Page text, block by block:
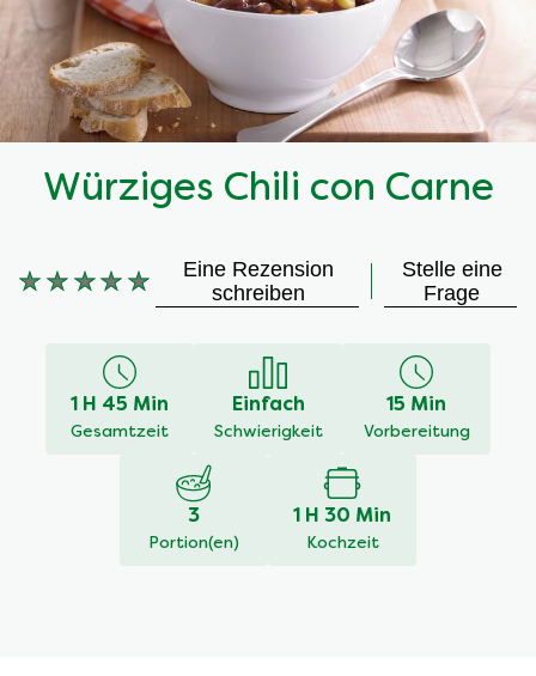
Würziges Chili con Carne
Keine
recipe
Eine Rezension
schreiben
Stelle eine
Frage
1 H 45 Min
Gesamtzeit
Einfach
Schwierigkeit
15 Min
Vorbereitung
3
Portion(en)
1 H 30 Min
Kochzeit